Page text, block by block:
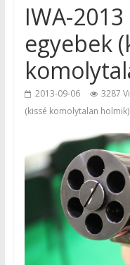
IWA-2013
egyebek
2013-09-06 3287
(kissé komolytalan holmik)